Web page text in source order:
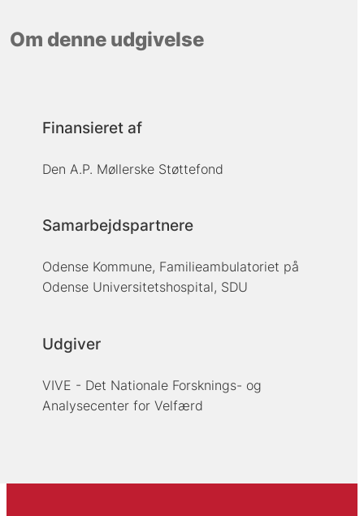
Om denne udgivelse
Finansieret af
Den A.P. Møllerske Støttefond
Samarbejdspartnere
Odense Kommune, Familieambulatoriet på
Odense Universitetshospital, SDU
Udgiver
VIVE - Det Nationale Forsknings- og
Analysecenter for Velfærd